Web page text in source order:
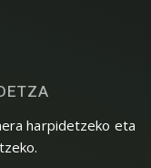
harpidetzeko eta